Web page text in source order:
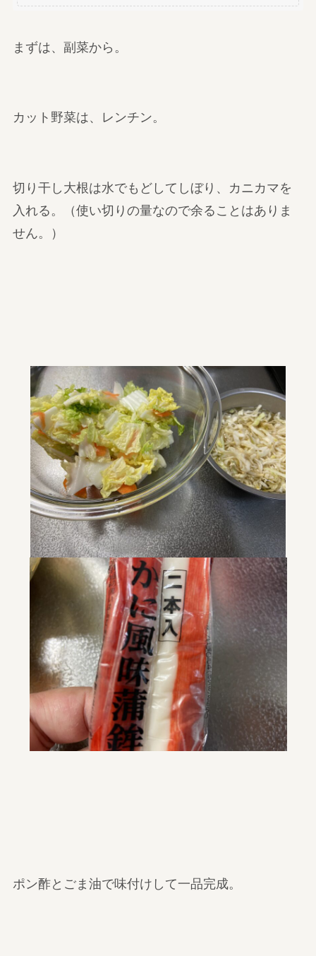
まずは、副菜から。
カット野菜は、レンチン。
切り干し大根は水でもどしてしぼり、カニカマを
入れる。（使い切りの量なので余ることはありま
せん。）
ポン酢とごま油で味付けして一品完成。